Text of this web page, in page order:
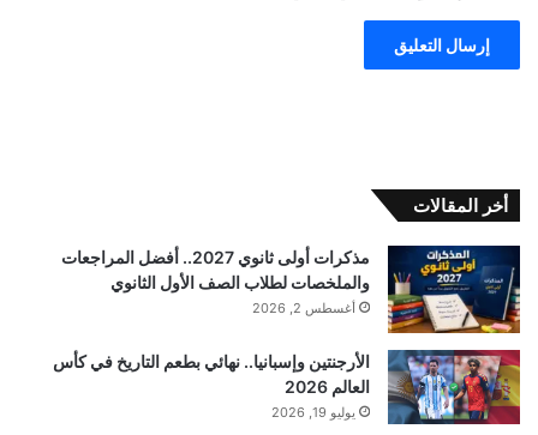
أخر المقالات
مذكرات أولى ثانوي 2027.. أفضل المراجعات
والملخصات لطلاب الصف الأول الثانوي
أغسطس 2, 2026
الأرجنتين وإسبانيا.. نهائي بطعم التاريخ في كأس
العالم 2026
يوليو 19, 2026